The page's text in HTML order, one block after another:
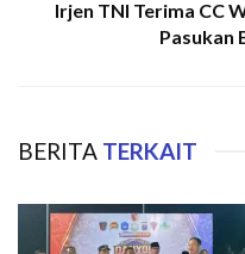
Irjen TNI Terima CC
Pasukan
BERITA TERKAIT